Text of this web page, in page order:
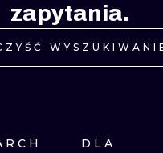
KRESKÓWKOWE
zapytania.
DLA